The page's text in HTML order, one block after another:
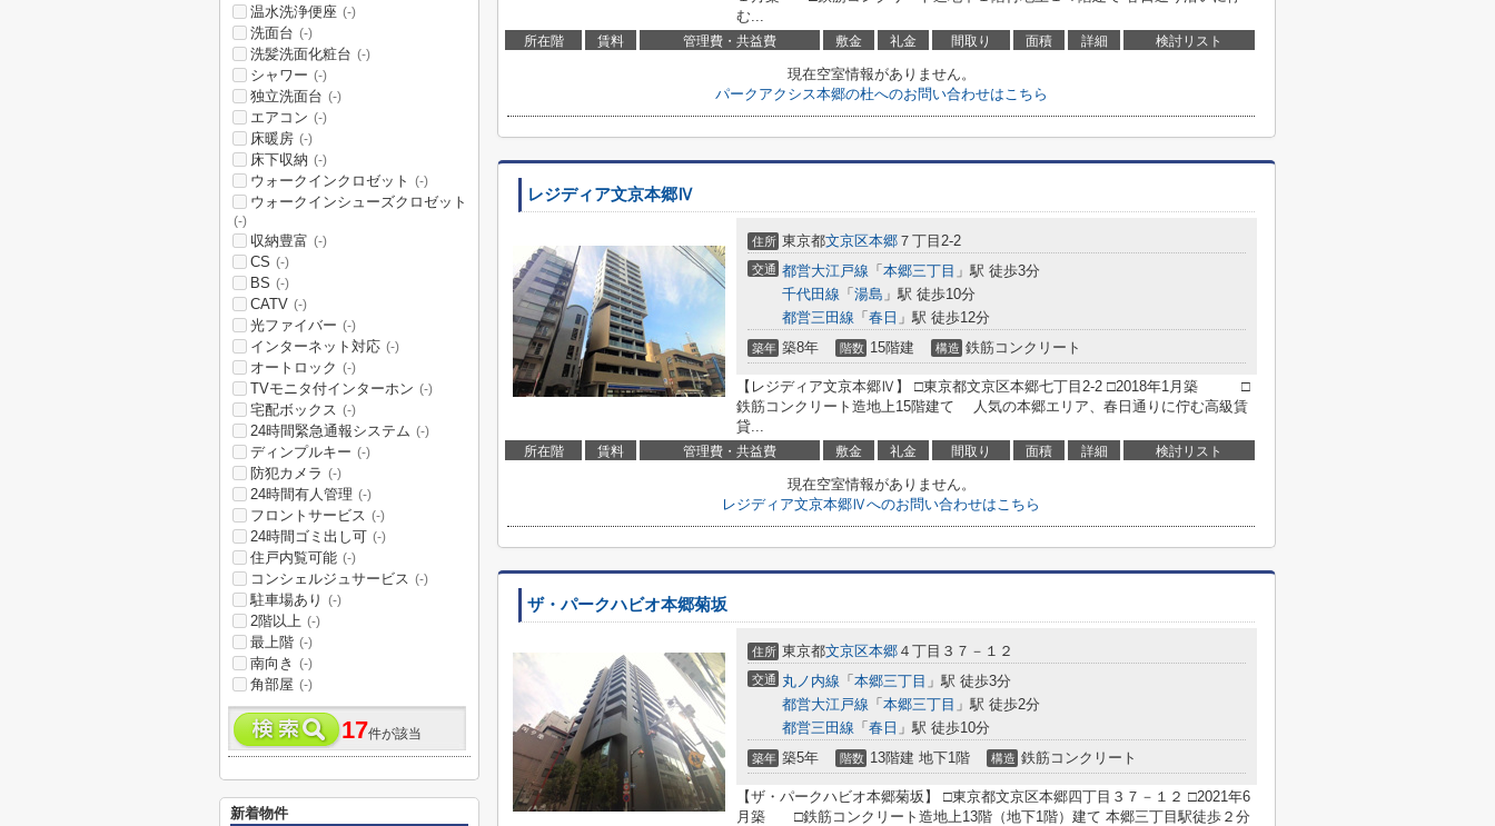
む...
所在階 賃料 管理費・共益費 敷金 礼金 間取り 面積 詳細 検討リスト
現在空室情報がありません。
パークアクシス本郷の杜へのお問い合わせはこちら
レジディア文京本郷Ⅳ
住所 東京都文京区本郷 ７丁目2-2
交通 都営大江戸線 「 本郷三丁目 」駅 徒歩3分
千代田線 「 湯島 」駅 徒歩10分
都営三田線 「 春日 」駅 徒歩12分
築年 築8年 階数 15階建 構造 鉄筋コンクリート
【レジディア文京本郷Ⅳ】 □東京都文京区本郷七丁目2-2 □2018年1月築 □
鉄筋コンクリート造地上15階建て 人気の本郷エリア、春日通りに佇む高級賃
貸...
所在階 賃料 管理費・共益費 敷金 礼金 間取り 面積 詳細 検討リスト
現在空室情報がありません。
レジディア文京本郷Ⅳへのお問い合わせはこちら
ザ・パークハビオ本郷菊坂
住所 東京都文京区本郷 ４丁目３７－１２
交通 丸ノ内線 「 本郷三丁目 」駅 徒歩3分
都営大江戸線 「 本郷三丁目 」駅 徒歩2分
都営三田線 「 春日 」駅 徒歩10分
築年 築5年 階数 13階建 地下1階 構造 鉄筋コンクリート
【ザ・パークハビオ本郷菊坂】 □東京都文京区本郷四丁目３７－１２ □2021年6
月築 □鉄筋コンクリート造地上13階（地下1階）建て 本郷三丁目駅徒歩２分
温水洗浄便座 (-)
洗面台 (-)
洗髪洗面化粧台 (-)
シャワー (-)
独立洗面台 (-)
エアコン (-)
床暖房 (-)
床下収納 (-)
ウォークインクロゼット (-)
ウォークインシューズクロゼット
(-)
収納豊富 (-)
CS (-)
BS (-)
CATV (-)
光ファイバー (-)
インターネット対応 (-)
オートロック (-)
TVモニタ付インターホン (-)
宅配ボックス (-)
24時間緊急通報システム (-)
ディンプルキー (-)
防犯カメラ (-)
24時間有人管理 (-)
フロントサービス (-)
24時間ゴミ出し可 (-)
住戸内覧可能 (-)
コンシェルジュサービス (-)
駐車場あり (-)
2階以上 (-)
最上階 (-)
南向き (-)
角部屋 (-)
17件が該当
新着物件